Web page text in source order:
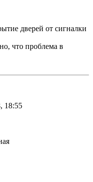
дверей от сигналки
что проблема в
18:55